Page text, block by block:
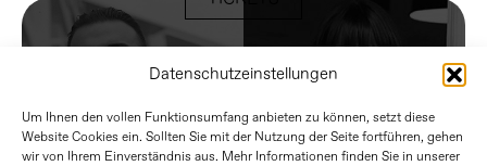
Datenschutzeinstellungen
Um Ihnen den vollen Funktionsumfang anbieten zu können, setzt diese
Website Cookies ein. Sollten Sie mit der Nutzung der Seite fortführen, gehen
wir von Ihrem Einverständnis aus. Mehr Informationen finden Sie in unserer